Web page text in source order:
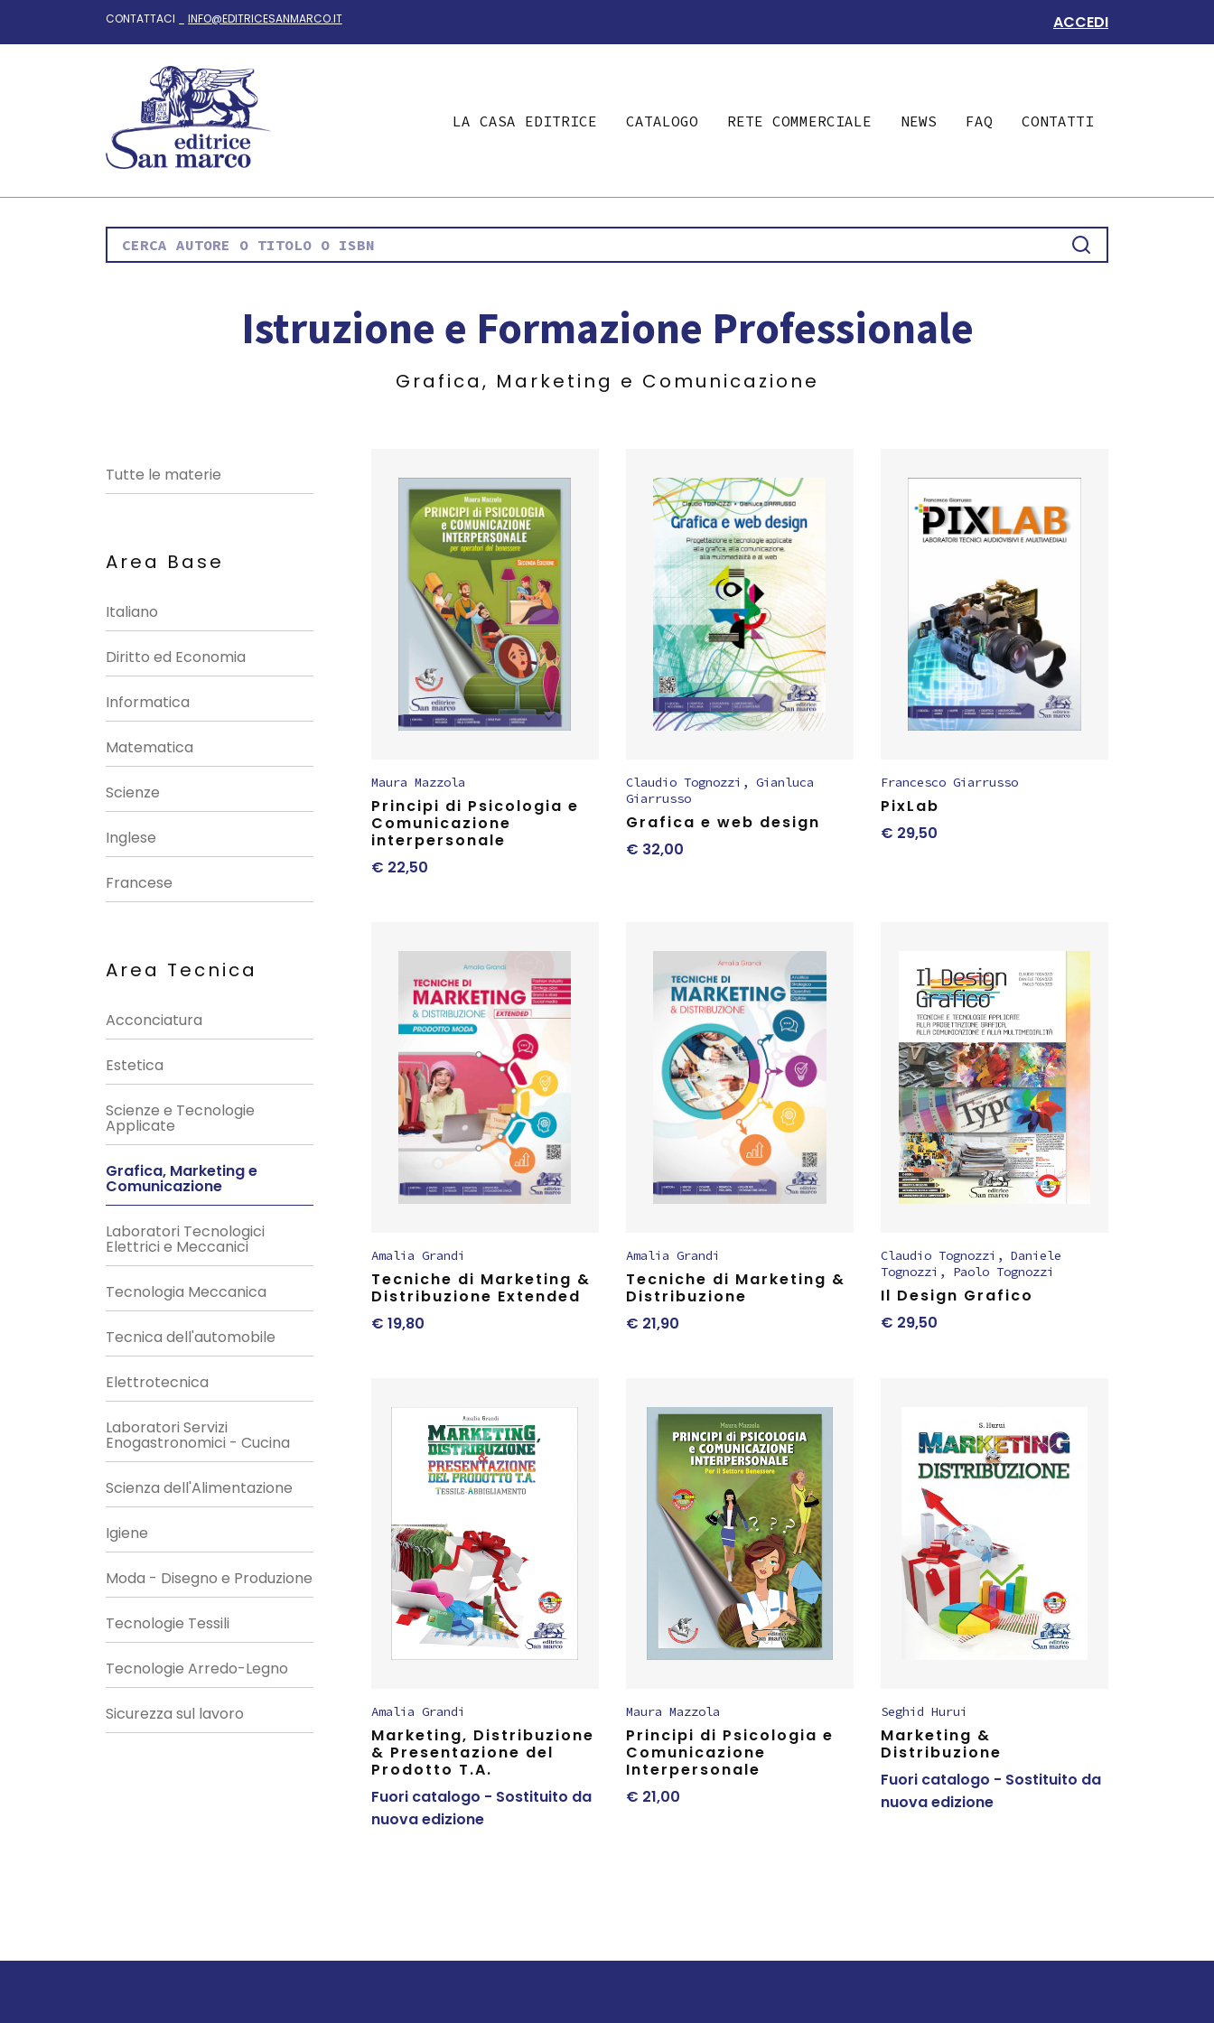
CONTATTACI _ INFO@EDITRICESANMARCO.IT ACCEDI
LA CASA EDITRICE CATALOGO RETE COMMERCIALE NEWS FAQ CONTATTI
Istruzione e Formazione Professionale
Grafica, Marketing e Comunicazione
Tutte le materie
Area Base
Italiano
Diritto ed Economia
Informatica
Matematica
Scienze
Inglese
Francese
Area Tecnica
Acconciatura
Estetica
Scienze e Tecnologie
Applicate
Grafica, Marketing e
Comunicazione
Laboratori Tecnologici
Elettrici e Meccanici
Tecnologia Meccanica
Tecnica dell'automobile
Elettrotecnica
Laboratori Servizi
Enogastronomici - Cucina
Scienza dell'Alimentazione
Igiene
Moda - Disegno e Produzione
Tecnologie Tessili
Tecnologie Arredo-Legno
Sicurezza sul lavoro
Maura Mazzola
Principi di Psicologia e
Comunicazione
interpersonale
€ 22,50
Claudio Tognozzi , Gianluca
Giarrusso
Grafica e web design
€ 32,00
Francesco Giarrusso
PixLab
€ 29,50
Amalia Grandi
Tecniche di Marketing &
Distribuzione Extended
€ 19,80
Amalia Grandi
Tecniche di Marketing &
Distribuzione
€ 21,90
Claudio Tognozzi , Daniele
Tognozzi , Paolo Tognozzi
Il Design Grafico
€ 29,50
Amalia Grandi
Marketing, Distribuzione
& Presentazione del
Prodotto T.A.
Fuori catalogo - Sostituito da
nuova edizione
Maura Mazzola
Principi di Psicologia e
Comunicazione
Interpersonale
€ 21,00
Seghid Hurui
Marketing &
Distribuzione
Fuori catalogo - Sostituito da
nuova edizione